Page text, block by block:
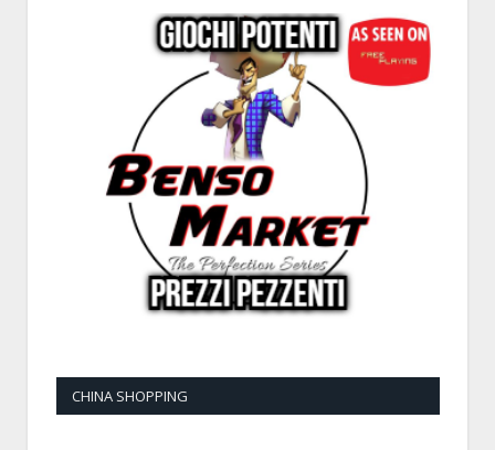
CHINA SHOPPING